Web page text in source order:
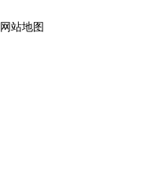
网站地图